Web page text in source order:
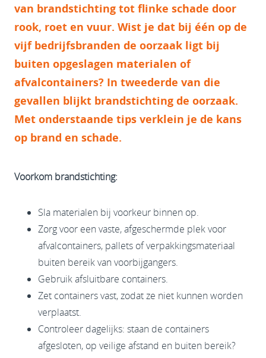
van brandstichting tot flinke schade door
rook, roet en vuur. Wist je dat bij één op de
vijf bedrijfsbranden de oorzaak ligt bij
buiten opgeslagen materialen of
afvalcontainers? In tweederde van die
gevallen blijkt brandstichting de oorzaak.
Met onderstaande tips verklein je de kans
op brand en schade.
Voorkom brandstichting:
Sla materialen bij voorkeur binnen op.
Zorg voor een vaste, afgeschermde plek voor
afvalcontainers, pallets of verpakkingsmateriaal
buiten bereik van voorbijgangers.
Gebruik afsluitbare containers.
Zet containers vast, zodat ze niet kunnen worden
verplaatst.
Controleer dagelijks: staan de containers
afgesloten, op veilige afstand en buiten bereik?